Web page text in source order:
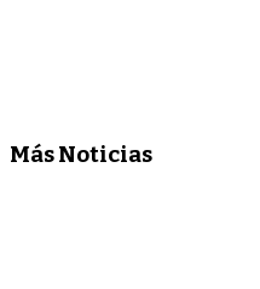
Más Noticias